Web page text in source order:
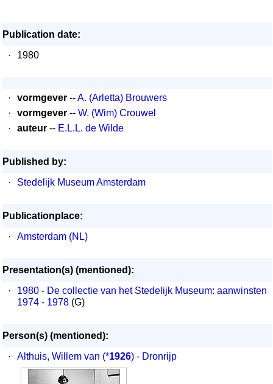
Publication date:
·
1980
· vormgever --A. (Arletta) Brouwers
·
vormgever -- W. (Wim) Crouwel
·
auteur -- E.L.L. de Wilde
Published by:
·
Stedelijk Museum Amsterdam
Publicationplace:
·
Amsterdam (NL)
Presentation(s) (mentioned):
·
1980 - De collectie van het Stedelijk Museum: aanwinsten
1974 - 1978 (G)
Person(s) (mentioned):
·
Althuis, Willem van (*1926) - Dronrijp